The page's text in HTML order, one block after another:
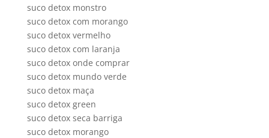
suco detox monstro
suco detox com morango
suco detox vermelho
suco detox com laranja
suco detox onde comprar
suco detox mundo verde
suco detox maça
suco detox green
suco detox seca barriga
suco detox morango